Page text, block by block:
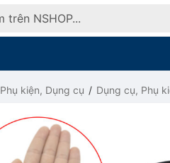
Phụ kiện, Dụng cụ Dụng cụ, Phụ